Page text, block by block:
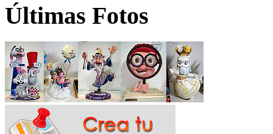
Últimas Fotos